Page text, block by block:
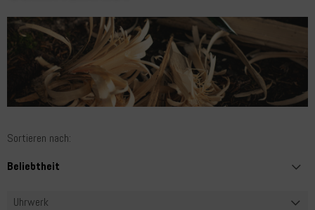
Sortieren nach:
Uhrwerk